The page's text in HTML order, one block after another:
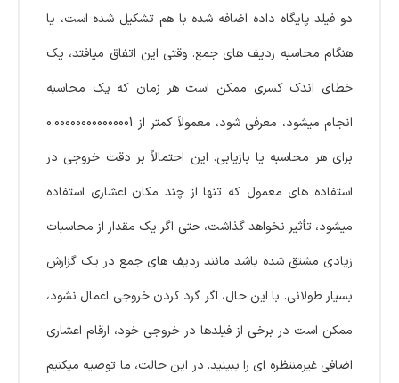
دو فیلد پایگاه داده اضافه شده با هم تشکیل شده است، یا
هنگام محاسبه ردیف های جمع. وقتی این اتفاق میافتد، یک
خطای اندک کسری ممکن است هر زمان که یک محاسبه
انجام میشود، معرفی شود، معمولاً کمتر از 0.000000000000001
برای هر محاسبه یا بازیابی. این احتمالاً بر دقت خروجی در
استفاده های معمول که تنها از چند مکان اعشاری استفاده
میشود، تأثیر نخواهد گذاشت، حتی اگر یک مقدار از محاسبات
زیادی مشتق شده باشد مانند ردیف های جمع در یک گزارش
بسیار طولانی. با این حال، اگر گرد کردن خروجی اعمال نشود،
ممکن است در برخی از فیلدها در خروجی خود، ارقام اعشاری
اضافی غیرمنتظره ای را ببینید. در این حالت، ما توصیه میکنیم